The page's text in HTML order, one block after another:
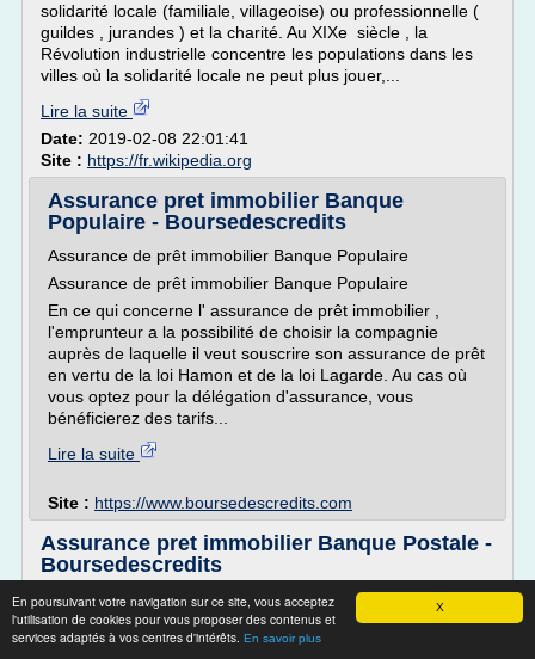
X
En poursuivant votre navigation sur ce site, vous acceptez
l'utilisation de cookies pour vous proposer des contenus et
services adaptés à vos centres d'intérêts. En savoir plus
solidarité locale (familiale, villageoise) ou professionnelle (
guildes , jurandes ) et la charité. Au XIXe siècle , la
Révolution industrielle concentre les populations dans les
villes où la solidarité locale ne peut plus jouer,...
Lire la suite
Date: 2019-02-08 22:01:41
Site : https://fr.wikipedia.org
Assurance pret immobilier Banque
Populaire - Boursedescredits
Assurance de prêt immobilier Banque Populaire
Assurance de prêt immobilier Banque Populaire
En ce qui concerne l' assurance de prêt immobilier ,
l'emprunteur a la possibilité de choisir la compagnie
auprès de laquelle il veut souscrire son assurance de prêt
en vertu de la loi Hamon et de la loi Lagarde. Au cas où
vous optez pour la délégation d'assurance, vous
bénéficierez des tarifs...
Lire la suite
Site : https://www.boursedescredits.com
Assurance pret immobilier Banque Postale -
Boursedescredits
Assurance de prêt immobilier La Banque Postale
Assurance de prêt immobilier La Banque Postale